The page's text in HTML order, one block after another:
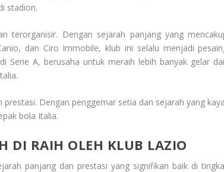
stadion.
Dengan sejarah panjang yang
dan Ciro Immobile, klub ini selalu menjadi
A, berusaha untuk meraih lebih banyak gelar
Dengan penggemar setia dan sejarah yang
bola Italia.
DI RAIH OLEH KLUB LAZIO
panjang dan prestasi yang signifikan baik di